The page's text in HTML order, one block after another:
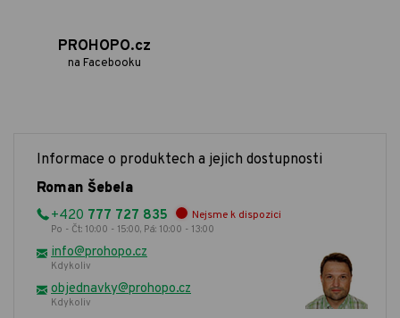
PROHOPO.cz
na Facebooku
Informace o produktech a jejich dostupnosti
Roman Šebela
+420 777 727 835 Nejsme k dispozici
Po - Čt: 10:00 - 15:00, Pá: 10:00 - 13:00
info@prohopo.cz
Kdykoliv
objednavky@prohopo.cz
Kdykoliv